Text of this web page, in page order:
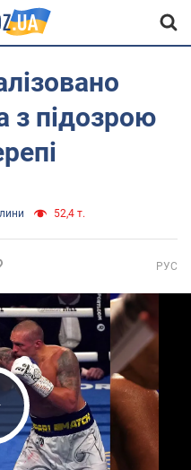
з підозрою
52,4 т.
РУС
Video